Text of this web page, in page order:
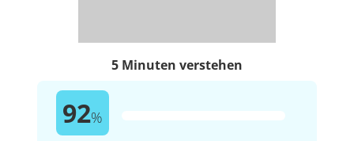
5 Minuten verstehen
92%